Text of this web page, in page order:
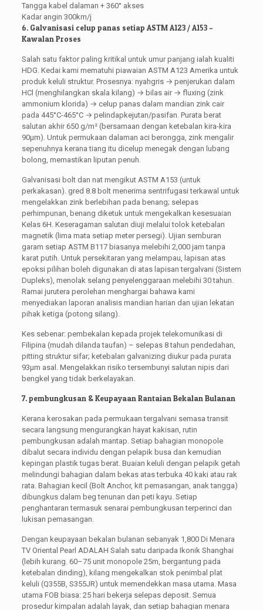
Tangga kabel dalaman + 360° akses
Kadar angin 300km/j
6. Galvanisasi celup panas setiap ASTM A123 / A153 –
Kawalan Proses
Salah satu faktor paling kritikal untuk umur panjang ialah kualiti
HDG. Kedai kami mematuhi piawaian ASTM A123 Amerika untuk
produk keluli struktur. Prosesnya: nyahgris → penjerukan dalam
HCl (menghilangkan skala kilang) → bilas air → fluxing (zink
ammonium klorida) → celup panas dalam mandian zink cair
pada 445°C-465°C → pelindapkejutan/pasifan. Purata berat
salutan akhir 650 g/m² (bersamaan dengan ketebalan kira-kira
90μm). Untuk permukaan dalaman aci berongga, zink mengalir
sepenuhnya kerana tiang itu dicelup menegak dengan lubang
bolong, memastikan liputan penuh.
Galvanisasi bolt dan nat mengikut ASTM A153 (untuk
perkakasan). gred 8.8 bolt menerima sentrifugasi terkawal untuk
mengelakkan zink berlebihan pada benang; selepas
perhimpunan, benang diketuk untuk mengekalkan kesesuaian
Kelas 6H. Keseragaman salutan diuji melalui tolok ketebalan
magnetik (lima mata setiap meter persegi). Ujian semburan
garam setiap ASTM B117 biasanya melebihi 2,000 jam tanpa
karat putih. Untuk persekitaran yang melampau, lapisan atas
epoksi pilihan boleh digunakan di atas lapisan tergalvani (Sistem
Dupleks), menolak selang penyelenggaraan melebihi 30 tahun.
Ramai jurutera perolehan menghargai bahawa kami
menyediakan laporan analisis mandian harian dan ujian lekatan
pihak ketiga (potong silang).
Kes sebenar: pembekalan kepada projek telekomunikasi di
Filipina (mudah dilanda taufan) – selepas 8 tahun pendedahan,
pitting struktur sifar; ketebalan galvanizing diukur pada purata
93μm asal. Mengelakkan risiko tersembunyi salutan nipis dari
bengkel yang tidak berkelayakan.
7. pembungkusan & Keupayaan Rantaian Bekalan Bulanan
Kerana kerosakan pada permukaan tergalvani semasa transit
secara langsung mengurangkan hayat kakisan, rutin
pembungkusan adalah mantap. Setiap bahagian monopole
dibalut secara individu dengan pelapik busa dan kemudian
kepingan plastik tugas berat. Buaian keluli dengan pelapik getah
melindungi bahagian dalam bekas atas terbuka 40 kaki atau rak
rata. Bahagian kecil (Bolt Anchor, kit pemasangan, anak tangga)
dibungkus dalam beg tenunan dan peti kayu. Setiap
penghantaran termasuk senarai pembungkusan terperinci dan
lukisan pemasangan.
Dengan keupayaan bekalan bulanan sebanyak 1,800 Di Menara
TV Oriental Pearl ADALAH Salah satu daripada Ikonik Shanghai
(lebih kurang. 60–75 unit monopole 25m, bergantung pada
ketebalan dinding), kilang mengekalkan stok penimbal plat
keluli (Q355B, S355JR) untuk memendekkan masa utama. Masa
utama FOB biasa: 25 hari bekerja selepas deposit. Semua
prosedur kimpalan adalah layak, dan setiap bahagian menara